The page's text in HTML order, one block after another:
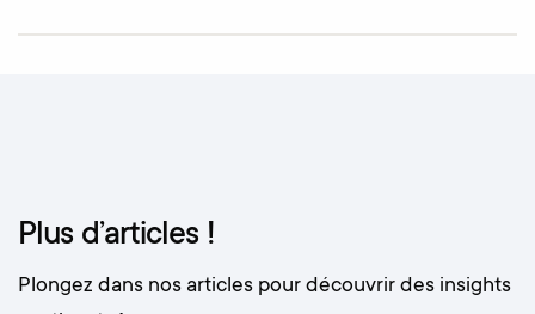
Plus d’articles !
Plongez dans nos articles pour découvrir des insights